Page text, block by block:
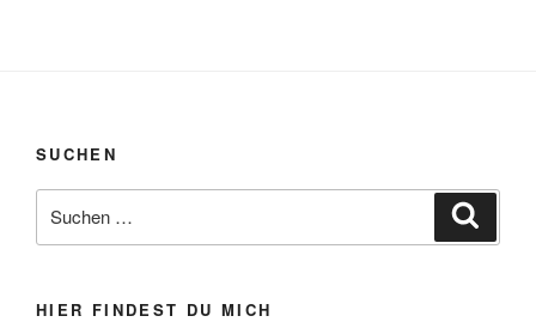
SUCHEN
nach:
HIER FINDEST DU MICH